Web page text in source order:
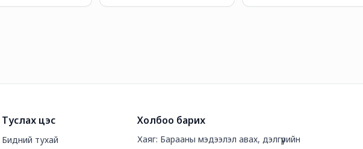
Туслах цэс
Бидний тухай
Холбоо барих
Хаяг: Барааны мэдээлэл авах, дэлгүүрийн